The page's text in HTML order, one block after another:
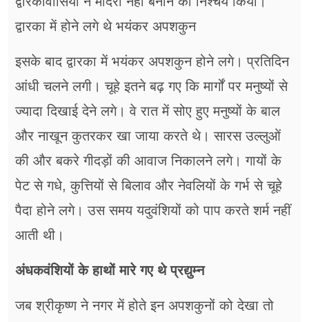
द्वारका में होने लगे थे भयंकर अपशकुन
इसके बाद द्वारका में भयंकर अपशकुन होने लगे। प्रतिदिन
आंधी चलने लगी। चूहे इतने बढ़ गए कि मार्गों पर मनुष्यों से
ज्यादा दिखाई देने लगे। वे रात में सोए हुए मनुष्यों के बाल
और नाखून कुतरकर खा जाया करते थे। सारस उल्लुओं
की और बकरे गीदड़ों की आवाज निकालने लगे। गायों के
पेट से गधे, कुत्तियों से बिलाव और नेवलियों के गर्भ से चूहे
पैदा होने लगे। उस समय यदुवंशियों को पाप करते शर्म नहीं
आती थी।
अंधकवंशियों के हाथों मारे गए थे प्रद्युम्न
जब श्रीकृष्ण ने नगर में होते इन अपशकुनों को देखा तो